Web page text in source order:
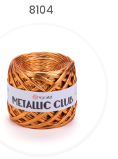
8104